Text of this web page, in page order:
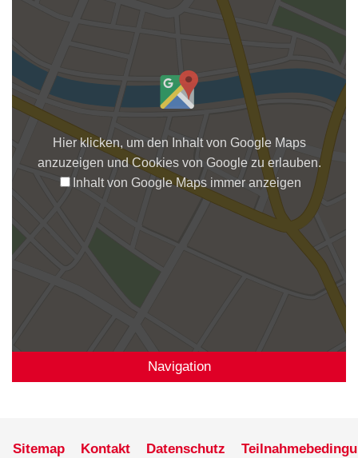
Hier klicken, um den Inhalt von Google Maps
anzuzeigen und Cookies von Google zu erlauben.
Inhalt von Google Maps immer anzeigen
Navigation
Sitemap Kontakt Datenschutz